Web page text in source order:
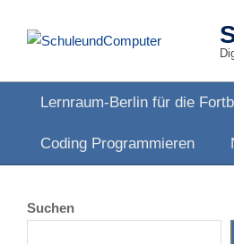
Navigation
Lernraum-Berlin für die
Coding Programmieren
Suchen